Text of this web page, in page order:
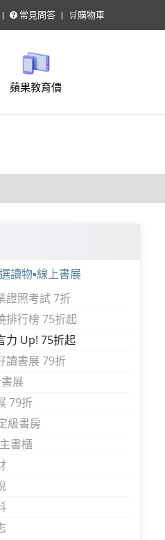
常見問答 🛒購物車
蘋果教育價
讀物▪線上書展
證照考試 7折
排行榜 75折起
力 Up! 75折起
讀書展 79折
展
79折
級書房
書櫃